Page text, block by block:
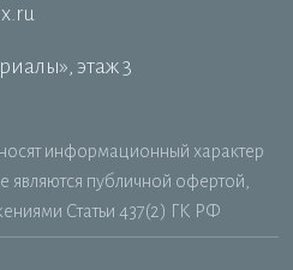
этаж 3
информационный характер
являются публичной офертой,
Статьи 437(2) ГК РФ